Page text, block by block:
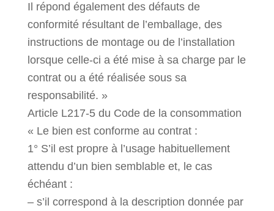
Il répond également des défauts de
conformité résultant de l’emballage, des
instructions de montage ou de l’installation
lorsque celle-ci a été mise à sa charge par le
contrat ou a été réalisée sous sa
responsabilité. »
Article L217-5 du Code de la consommation
« Le bien est conforme au contrat :
1° S’il est propre à l’usage habituellement
attendu d’un bien semblable et, le cas
échéant :
– s’il correspond à la description donnée par